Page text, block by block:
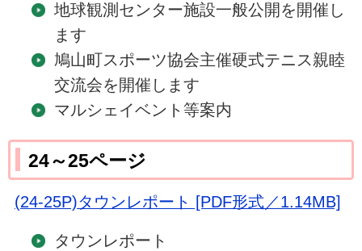
地球観測センター施設一般公開を開催し
ます
鳩山町スポーツ協会主催硬式テニス親睦
交流会を開催します
マルシェイベント等案内
24～25ページ
(24-25P)タウンレポート [PDF形式／1.14MB]
タウンレポート